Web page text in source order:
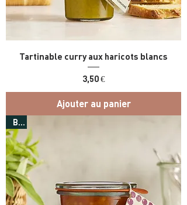
Tartinable curry aux haricots blancs
Prix
3,50 €
Ajouter au panier
Bio